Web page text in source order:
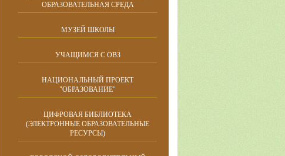
ОБРАЗОВАТЕЛЬНАЯ СРЕДА
МУЗЕЙ ШКОЛЫ
УЧАЩИМСЯ С ОВЗ
НАЦИОНАЛЬНЫЙ ПРОЕКТ
"ОБРАЗОВАНИЕ"
ЦИФРОВАЯ БИБЛИОТЕКА
(ЭЛЕКТРОННЫЕ ОБРАЗОВАТЕЛЬНЫЕ
РЕСУРСЫ)